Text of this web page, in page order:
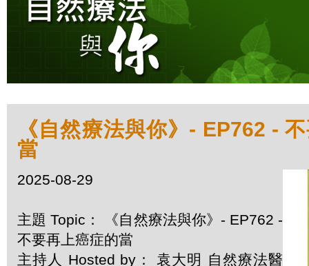
《自然療法與你》- EP762 -
當
2025-08-29
主題 Topic： 《自然療法與你》- EP762 -
不要再上癌症的當
主持人 Hosted by： 袁大明 自然療法醫